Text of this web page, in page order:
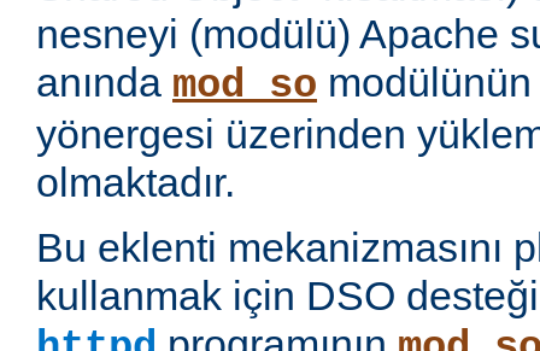
nesneyi (modülü) Apache
anında mod_so
yönergesi üzerinden
olmaktadır.
Bu eklenti mekanizmasını
kullanmak için DSO